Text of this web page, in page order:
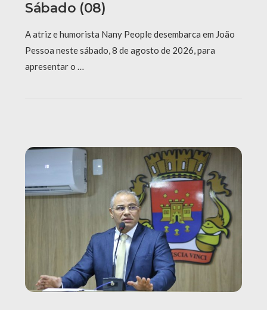
Sábado (08)
A atriz e humorista Nany People desembarca em João
Pessoa neste sábado, 8 de agosto de 2026, para
apresentar o …